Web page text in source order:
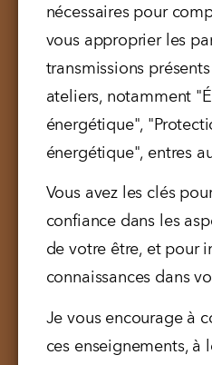
nécessaires pour
vous approprier les
transmissions
ateliers, notamment
énergétique",
énergétique", entres
Vous avez les clés
confiance dans les
de votre être, et pour
connaissances dans
Je vous encourage à
ces enseignements, à